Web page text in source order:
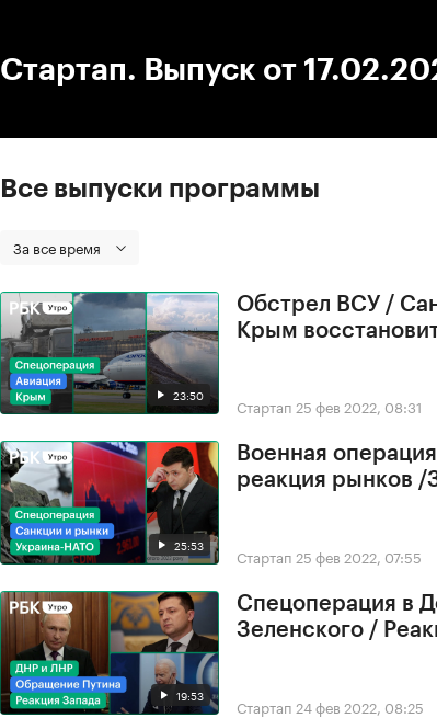
Стартап. Выпуск от
Все выпуски программы
За все время
23:50
Обстрел ВСУ /
Крым
Стартап 25 фев 2022, 08:31
25:53
Военная
реакция рынков
Стартап 25 фев 2022, 07:55
19:53
Спецоперация в
Зеленского /
Стартап 24 фев 2022, 08:25